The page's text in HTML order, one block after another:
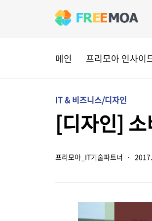
메인 프리모아 인사이
IT & 비즈니스/디자인
[디자인]
프리모아_IT기술파트너 ·